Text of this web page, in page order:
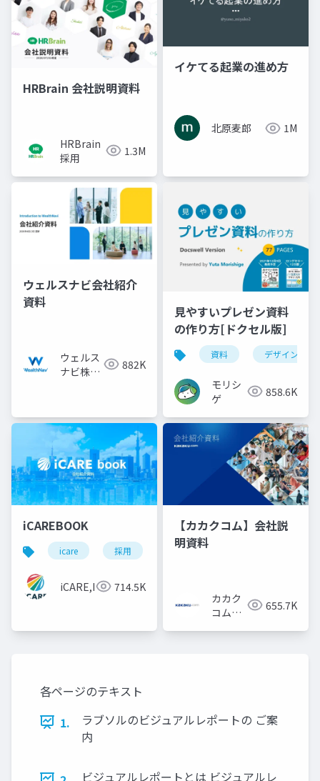
HRBrain 会社説明資料
HRBrain
採用
1.3M
イケてる起業の進め方
北原麦郎 1M
ウェルスナビ会社紹介
資料
ウェルス
ナビ株式
882K
見やすいプレゼン資料
の作り方[ドクセル版]
資料 デザイン
モリシ
ゲ
858.6K
iCAREBOOK
icare 採用 カルチャーデック
iCARE,Inc 714.5K
【カカクコム】会社説
明資料
カカク
コム採
655.7K
各ページのテキスト
1.
ラブソルのビジュアルレポートの ご案
内
ビジュアルレポートとは ビジュアルレ